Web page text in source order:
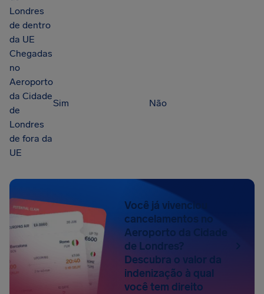
Londres
de dentro
da UE
Chegadas
no
Aeroporto
da Cidade
de
Londres
de fora da
UE
Sim Não
Você já vivenciou
cancelamentos no
Aeroporto da Cidade
de Londres?
Descubra o valor da
indenização à qual
você tem direito